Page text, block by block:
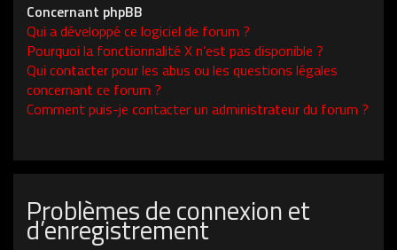
Concernant phpBB
Qui a développé ce logiciel de forum ?
Pourquoi la fonctionnalité X n’est pas disponible ?
Qui contacter pour les abus ou les questions légales
concernant ce forum ?
Comment puis-je contacter un administrateur du forum ?
Problèmes de connexion et
d’enregistrement